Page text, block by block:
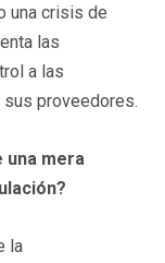
una crisis de
las
a las
proveedores.
una mera
la